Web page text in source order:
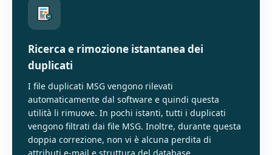
Ricerca e rimozione istantanea dei
duplicati
I file duplicati MSG vengono rilevati
automaticamente dal software e quindi questa
utilità li rimuove. In pochi istanti, tutti i duplicati
vengono filtrati dai file MSG. Inoltre, durante questa
doppia correzione, non vi è alcuna perdita di